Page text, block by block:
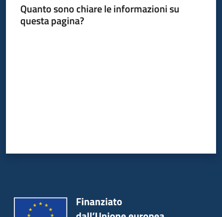
Quanto sono chiare le informazioni su
questa pagina?